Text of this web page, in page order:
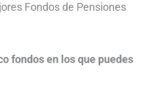
Fondos de Pensiones
fondos en los que puedes